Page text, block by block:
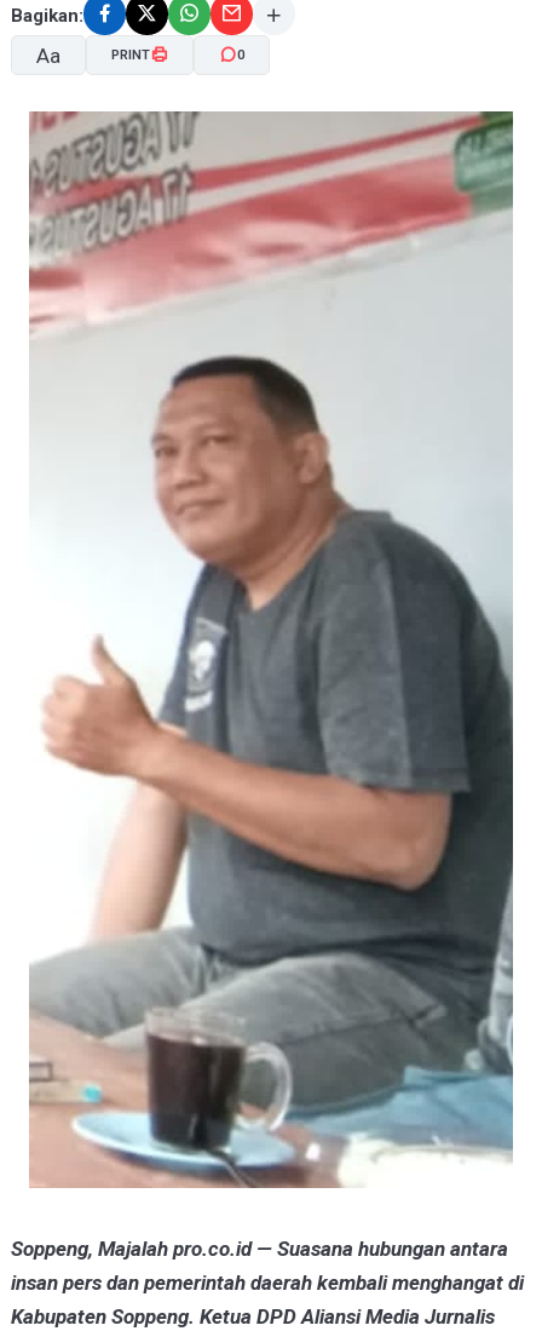
Bagikan:
Aa
A- A+
PRINT 0
Soppeng, Majalah pro.co.id — Suasana hubungan antara
insan pers dan pemerintah daerah kembali menghangat di
Kabupaten Soppeng. Ketua DPD Aliansi Media Jurnalis